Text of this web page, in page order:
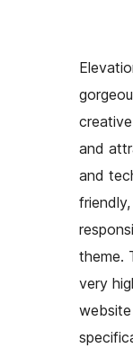
and
and
theme.
very